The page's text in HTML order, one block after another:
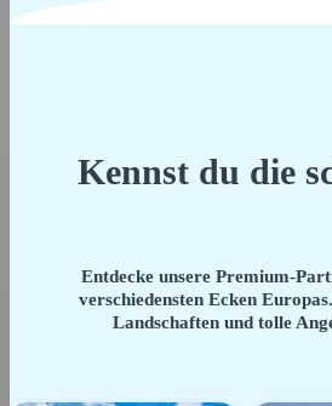
Kennst du die
Entdecke unsere Premium-
verschiedensten Ecken
Landschaften und tolle